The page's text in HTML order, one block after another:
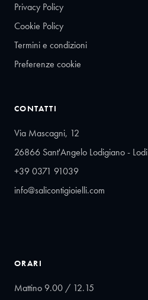
Privacy Policy
Cookie Policy
Termini e condizioni
Preferenze cookie
CONTATTI
Via Mascagni, 12
26866 Sant'Angelo Lodigiano - Lodi
+39 0371 91039
info@salicontigioielli.com
ORARI
Mattino 9.00 / 12.15